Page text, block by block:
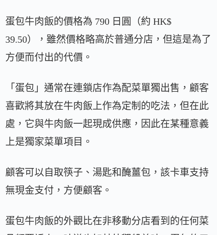
蛋包牛肉飯的價格為 790 日圓（約 HK$
39.50），雖然價格略高於普通分店，但這是為了
方便而付出的代價。
「蛋包」通常在連鎖店作為配菜單獨出售，顧客
喜歡將其放在牛肉飯上作為定制的吃法，但在此
處，它與牛肉飯一起現成供應，因此在某種意義
上是獨家菜單項目。
顧客可以自取筷子、湯匙和醃薑包，該卡車支持
無現金支付，方便顧客。
蛋包牛肉飯的外觀比在非移動分店看到的任何菜